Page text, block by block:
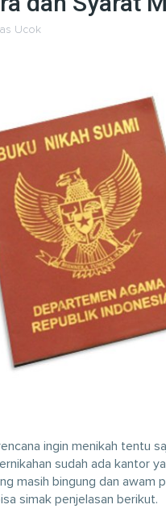
Ucok
ingin menikah tentu
sudah ada kantor
masih bingung dan awam
simak penjelasan berikut.